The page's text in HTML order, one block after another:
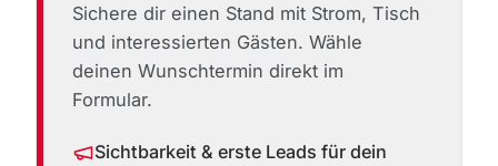
Sichere dir einen Stand mit Strom, Tisch
und interessierten Gästen. Wähle
deinen Wunschtermin direkt im
Formular.
Sichtbarkeit & erste Leads für dein